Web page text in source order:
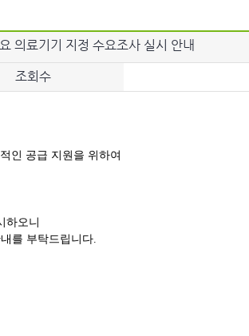
의료기기 지정 수요조사 실시 안내
조회수
인 공급 지원을 위하여
하오니
를 부탁드립니다.